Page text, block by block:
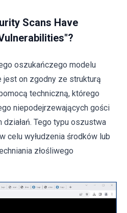
Scans Have
oszukańczego modelu
jest on zgodny ze strukturą
techniczną, którego
niepodejrzewających gości
Tego typu oszustwa
celu wyłudzenia środków lub
złośliwego